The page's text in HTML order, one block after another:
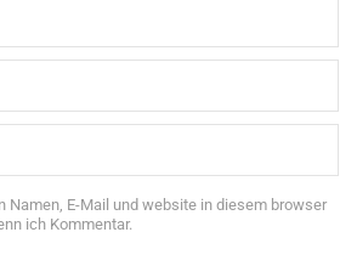
Namen, E-Mail und website in diesem browser
ich Kommentar.